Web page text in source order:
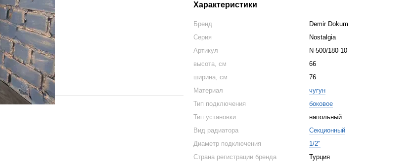
Характеристики
Бренд
Demir Dokum
Серия
Nostalgia
Артикул
N-500/180-10
высота, см
66
ширина, см
76
Материал
чугун
Тип подключения
боковое
Тип установки
напольный
Вид радиатора
Секционный
Диаметр подключения
1/2"
Страна регистрации бренда
Турция